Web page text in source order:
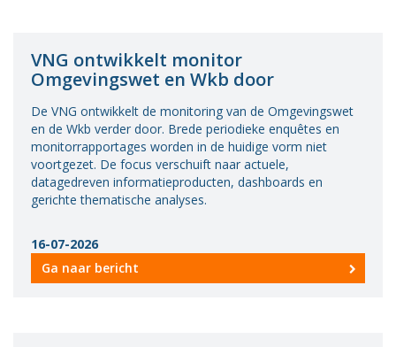
VNG ontwikkelt monitor
Omgevingswet en Wkb door
De VNG ontwikkelt de monitoring van de Omgevingswet
en de Wkb verder door. Brede periodieke enquêtes en
monitorrapportages worden in de huidige vorm niet
voortgezet. De focus verschuift naar actuele,
datagedreven informatieproducten, dashboards en
gerichte thematische analyses.
16-07-2026
Ga naar bericht